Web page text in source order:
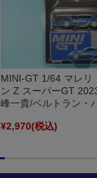
MINI-GT 1/64 マレリ
ン Z スーパーGT
峰一貴/ベルトラン・
¥2,970(税込)